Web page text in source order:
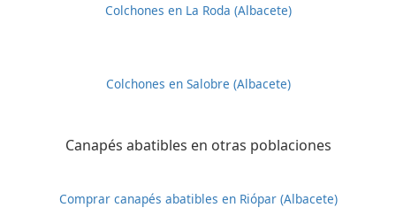
Colchones en La Roda (Albacete)
Colchones en Salobre (Albacete)
Canapés abatibles en otras poblaciones
Comprar canapés abatibles en Riópar (Albacete)